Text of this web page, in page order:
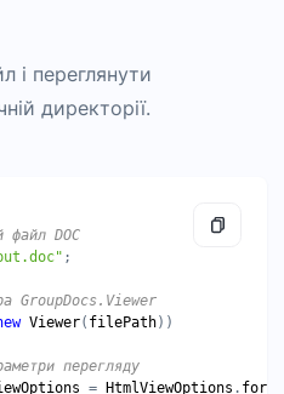
і переглянути
директорії.
Viewer( filePath
= HtmlViewOptions .